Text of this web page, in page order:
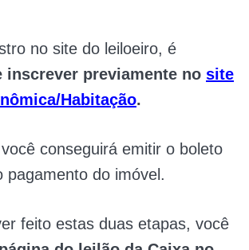
no site do leiloeiro, é
inscrever previamente no site
Habitação.
conseguirá emitir o boleto
pagamento do imóvel.
feito estas duas etapas, você